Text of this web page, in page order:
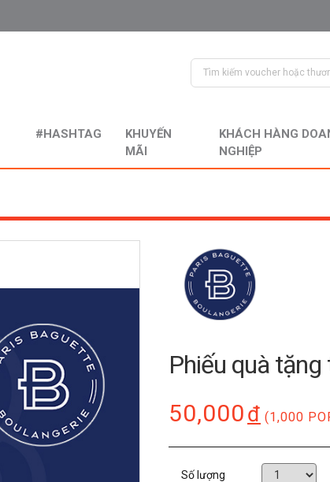
#HASHTAG
KHUYẾN
MÃI
KHÁCH HÀNG
NGHIỆP
Phiếu quà
50,000đ (1,000
Số lượng